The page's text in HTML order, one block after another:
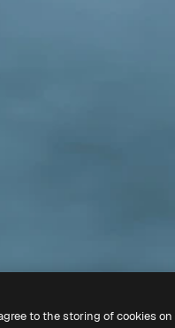
to the storing of cookies